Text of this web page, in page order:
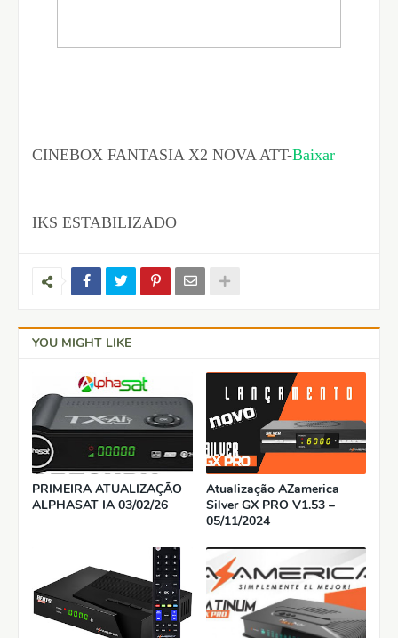
CINEBOX FANTASIA X2 NOVA ATT-Baixar
IKS ESTABILIZADO
YOU MIGHT LIKE
PRIMEIRA ATUALIZAÇÃO
ALPHASAT IA 03/02/26
Atualização AZamerica
Silver GX PRO V1.53 –
05/11/2024